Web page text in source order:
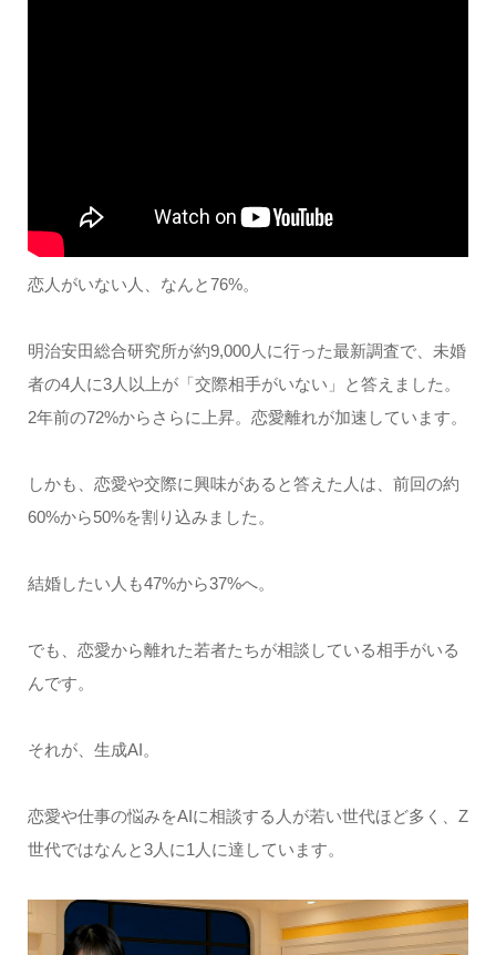
恋人がいない人、なんと76%。
明治安田総合研究所が約9,000人に行った最新調査で、未婚
者の4人に3人以上が「交際相手がいない」と答えました。
2年前の72%からさらに上昇。恋愛離れが加速しています。
しかも、恋愛や交際に興味があると答えた人は、前回の約
60%から50%を割り込みました。
結婚したい人も47%から37%へ。
でも、恋愛から離れた若者たちが相談している相手がいる
んです。
それが、生成AI。
恋愛や仕事の悩みをAIに相談する人が若い世代ほど多く、Z
世代ではなんと3人に1人に達しています。